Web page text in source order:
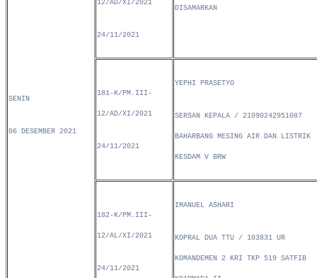
SENIN
06 DESEMBER 2021
12/AD/XI/2021
24/11/2021
DISAMARKAN
181-K/PM.III-
12/AD/XI/2021
24/11/2021
YEPHI PRASETYO
SERSAN KEPALA / 21090242951087
BAHARBANG MESING AIR DAN LISTRIK
KESDAM V BRW
182-K/PM.III-
12/AL/XI/2021
24/11/2021
IMANUEL ASHARI
KOPRAL DUA TTU / 103831 UR
KOMANDEMEN 2 KRI TKP 519 SATFIB